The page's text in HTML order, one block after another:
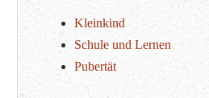
Kleinkind
Schule und Lernen
Pubertät